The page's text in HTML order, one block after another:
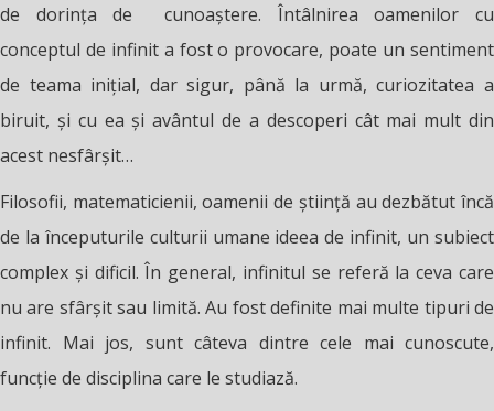
de dorința de cunoaștere. Întâlnirea oamenilor cu
conceptul de infinit a fost o provocare, poate un sentiment
de teama inițial, dar sigur, până la urmă, curiozitatea a
biruit, și cu ea și avântul de a descoperi cât mai mult din
acest nesfârșit…
Filosofii, matematicienii, oamenii de știință au dezbătut încă
de la începuturile culturii umane ideea de infinit, un subiect
complex și dificil. În general, infinitul se referă la ceva care
nu are sfârșit sau limită. Au fost definite mai multe tipuri de
infinit. Mai jos, sunt câteva dintre cele mai cunoscute,
funcție de disciplina care le studiază.